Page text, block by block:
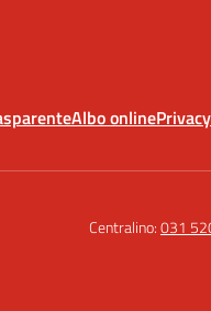
Albo online
Centralino:031